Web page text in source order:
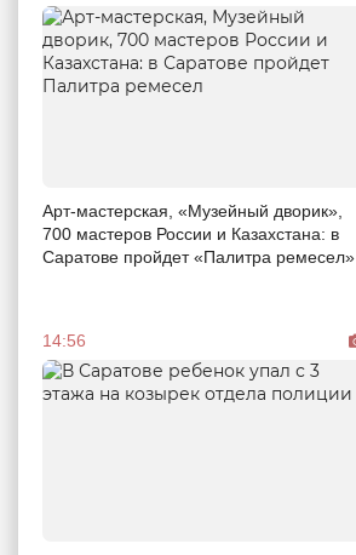
Арт-мастерская, «Музейный дворик»,
700 мастеров России и Казахстана: в
Саратове пройдет «Палитра ремесел»
14:56